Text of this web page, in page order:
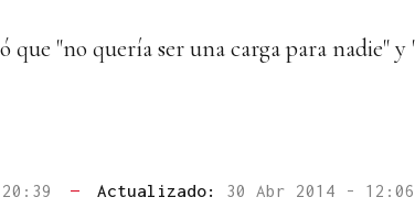
"no quería ser una carga para nadie"
— Actualizado: 30 Abr 2014 - 12:06